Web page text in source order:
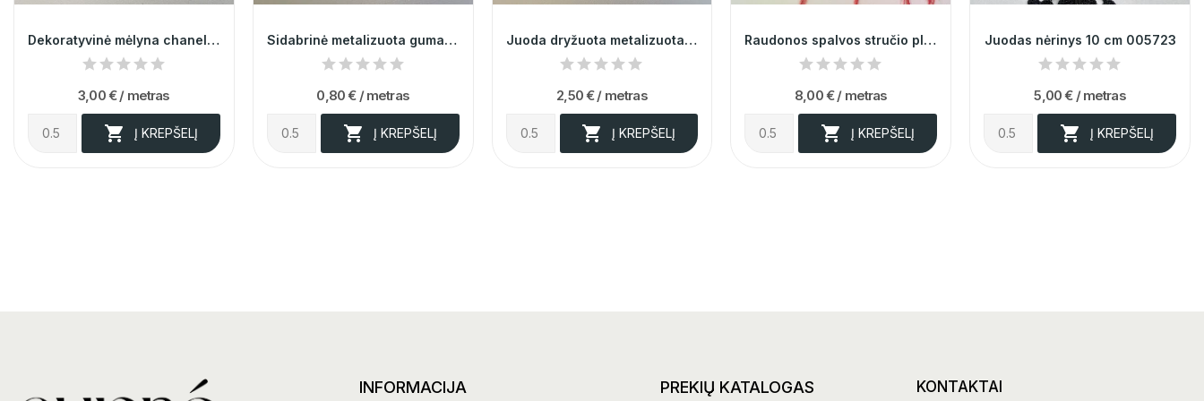
Dekoratyvinė mėlyna chanel juostelė su...
3,00 € / metras
 Į KREPŠELĮ
Sidabrinė metalizuota guma 0,8cm 012324
0,80 € / metras
 Į KREPŠELĮ
Juoda dryžuota metalizuota guma 3cm 004661
2,50 €/ metras
 Į KREPŠELĮ
Raudonos spalvos stručio plunksnų juosta 013731
8,00 € / metras
 Į KREPŠELĮ
Juodas nėrinys 10 cm 005723
5,00 € / metras
 Į KREPŠELĮ
INFORMACIJA PREKIŲ KATALOGAS KONTAKTAI